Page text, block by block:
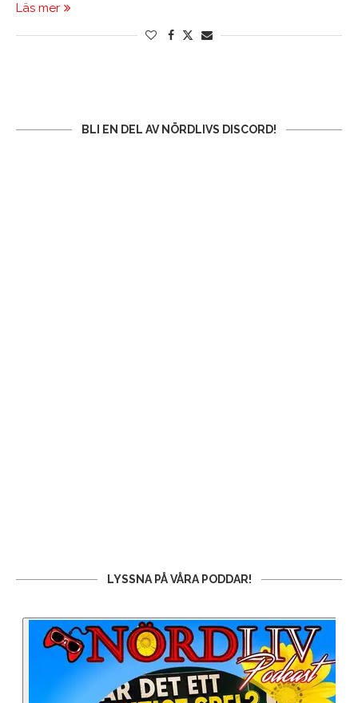
Läs mer
BLI EN DEL AV NÖRDLIVS DISCORD!
LYSSNA PÅ VÅRA PODDAR!